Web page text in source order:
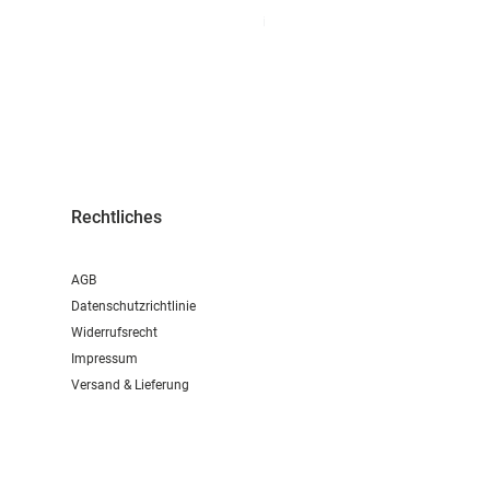
Rechtliches
AGB
Datenschutzrichtlinie
Widerrufsrecht
Impressum
Versand & Lieferung